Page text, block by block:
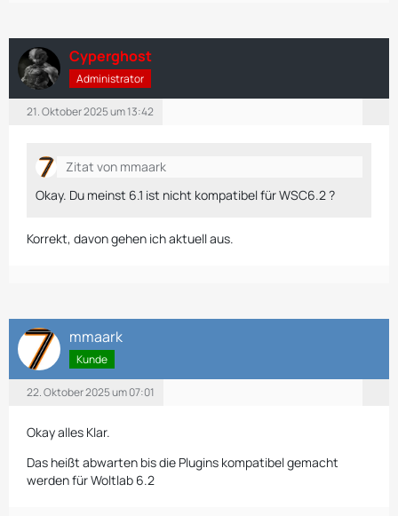
Cyperghost
Administrator
21. Oktober 2025 um 13:42
Zitat von mmaark
Okay. Du meinst 6.1 ist nicht kompatibel für WSC6.2 ?
Korrekt, davon gehen ich aktuell aus.
mmaark
Kunde
22. Oktober 2025 um 07:01
Okay alles Klar.
Das heißt abwarten bis die Plugins kompatibel gemacht
werden für Woltlab 6.2